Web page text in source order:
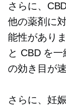
さらに、
他の薬剤に
能性があり
と CBD を
の効き目が
さらに、妊